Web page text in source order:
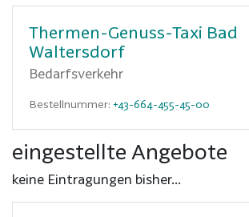
Thermen-Genuss-Taxi Bad
Waltersdorf
Bedarfsverkehr
Bestellnummer: +43-664-455-45-00
eingestellte Angebote
keine Eintragungen bisher...